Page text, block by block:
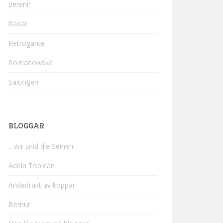
perenn
Radar
Retrogarde
Romanowska
Salongen
BLOGGAR
…wir sind die Seinen
Adela Toplean
Andedräkt av koppar
Bernur